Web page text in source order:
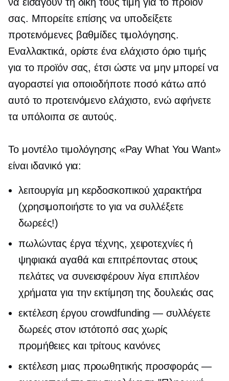
να εισάγουν τη δική τους τιμή για το προϊόν
σας. Μπορείτε επίσης να υποδείξετε
προτεινόμενες βαθμίδες τιμολόγησης.
Εναλλακτικά, ορίστε ένα ελάχιστο όριο τιμής
για το προϊόν σας, έτσι ώστε να μην μπορεί να
αγοραστεί για οποιοδήποτε ποσό κάτω από
αυτό το προτεινόμενο ελάχιστο, ενώ αφήνετε
τα υπόλοιπα σε αυτούς.
Το μοντέλο τιμολόγησης «Pay What You Want»
είναι ιδανικό για:
λειτουργία μη κερδοσκοπικού χαρακτήρα
(χρησιμοποιήστε το για να συλλέξετε
δωρεές!)
πωλώντας έργα τέχνης, χειροτεχνίες ή
ψηφιακά αγαθά και επιτρέποντας στους
πελάτες να συνεισφέρουν λίγα επιπλέον
χρήματα για την εκτίμηση της δουλειάς σας
εκτέλεση έργου crowdfunding — συλλέγετε
δωρεές στον ιστότοπό σας χωρίς
προμήθειες και τρίτους κανόνες
εκτέλεση μιας προωθητικής προσφοράς —